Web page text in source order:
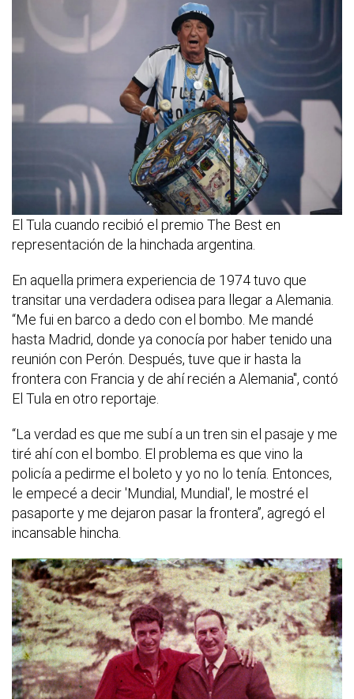
El Tula cuando recibió el premio The Best en
representación de la hinchada argentina.
En aquella primera experiencia de 1974 tuvo que
transitar una verdadera odisea para llegar a Alemania.
“Me fui en barco a dedo con el bombo. Me mandé
hasta Madrid, donde ya conocía por haber tenido una
reunión con Perón. Después, tuve que ir hasta la
frontera con Francia y de ahí recién a Alemania", contó
El Tula en otro reportaje.
“La verdad es que me subí a un tren sin el pasaje y me
tiré ahí con el bombo. El problema es que vino la
policía a pedirme el boleto y yo no lo tenía. Entonces,
le empecé a decir 'Mundial, Mundial', le mostré el
pasaporte y me dejaron pasar la frontera”, agregó el
incansable hincha.